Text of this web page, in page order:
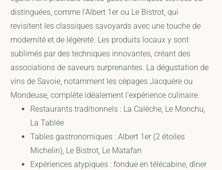
distinguées, comme l'Albert 1er ou Le Bistrot, qui
revisitent les classiques savoyards avec une touche de
modernité et de légèreté. Les produits locaux y sont
sublimés par des techniques innovantes, créant des
associations de saveurs surprenantes. La dégustation de
vins de Savoie, notamment les cépages Jacquère ou
Mondeuse, complète idéalement l'expérience culinaire.
Restaurants traditionnels : La Calèche, Le Monchu,
La Tablée
Tables gastronomiques : Albert 1er (2 étoiles
Michelin), Le Bistrot, Le Matafan
Expériences atypiques : fondue en télécabine, dîner